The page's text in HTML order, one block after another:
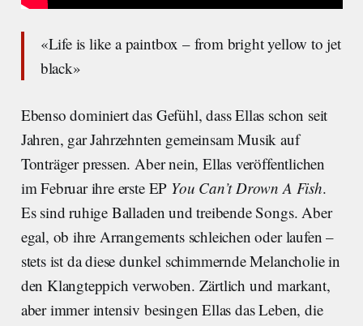
«Life is like a paintbox – from bright yellow to jet
black»
Ebenso dominiert das Gefühl, dass Ellas schon seit
Jahren, gar Jahrzehnten gemeinsam Musik auf
Tonträger pressen. Aber nein, Ellas veröffentlichen
im Februar ihre erste EP You Can’t Drown A Fish.
Es sind ruhige Balladen und treibende Songs. Aber
egal, ob ihre Arrangements schleichen oder laufen –
stets ist da diese dunkel schimmernde Melancholie in
den Klangteppich verwoben. Zärtlich und markant,
aber immer intensiv besingen Ellas das Leben, die